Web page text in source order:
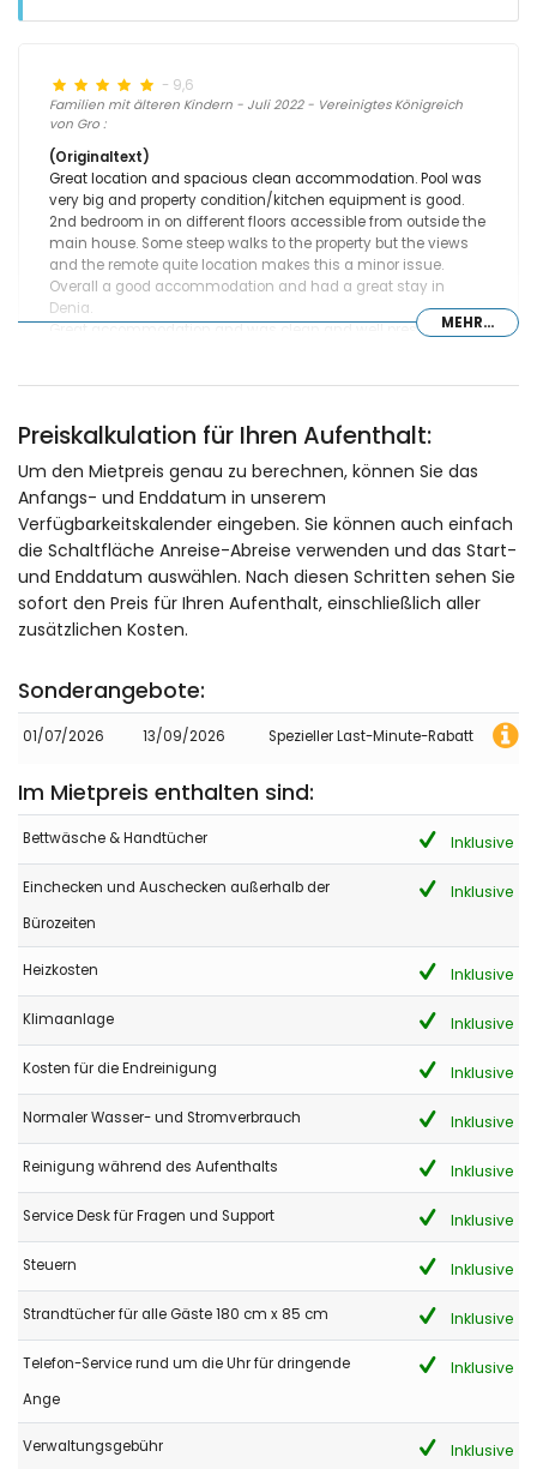
- 9,6
Familien mit älteren Kindern - Juli 2022 - Vereinigtes Königreich
von Gro :
(Originaltext)
Great location and spacious clean accommodation. Pool was
very big and property condition/kitchen equipment is good.
2nd bedroom in on different floors accessible from outside the
main house. Some steep walks to the property but the views
and the remote quite location makes this a minor issue.
Overall a good accommodation and had a great stay in
Denia.
Great accommodation and was clean and well presented.
Tolle Lage und geräumige, saubere Unterkunft. Pool war sehr
Schlafzimmer auf verschiedenen Etagen zugänglich von
außerhalb des Haupthauses. Einige steile Wege zum
Grundstück, aber die Aussicht und die abgelegene ruhige Lage
machen dies zu einem kleinen Problem. Insgesamt eine gute
Unterkunft und hatte einen tollen Aufenthalt in Denia.
Tolle Unterkunft und war sauber und gut präsentiert. Der Pool
hatte eine ausgezeichnete Größe und Tiefe - großartige
Familienlage.
Familien mit älteren Kindern - Juni 2022 - Irland :
Beautiful villa with stunning views of the marina and sea. You
need a car with this villa but is only minutes by drive to
marina and centre of Denia. Do note though that the 3rd
double bedroom is a self contained separate apartment
downstairs which access to is via outdoor steps (no interior
access). We absolutely loved our stay in this villa and would
definitely like to return.
(Übersetzt von Google)
Meer. Sie brauchen ein Auto mit dieser Villa, aber nur wenige
Autominuten vom Yachthafen und dem Zentrum von Denia
Doppelbett ein eigenständiges, separates Apartment im
Erdgeschoss ist, das über eine Außentreppe zugänglich ist (kein
Innenzugang). Wir haben unseren Aufenthalt in dieser Villa
absolut geliebt und würden auf jeden Fall gerne
wiederkommen.
Ältere Paare - Mai 2022 - Vereinigtes Königreich von Gro :
(Originaltext)
(Übersetzt von Google)
Eine sehr schöne Villa, sehr friedlich und ruhig.
MEHR...
Preiskalkulation für Ihren Aufenthalt:
Um den Mietpreis genau zu berechnen, können Sie das
Anfangs- und Enddatum in unserem
Verfügbarkeitskalender eingeben. Sie können auch einfach
die Schaltfläche Anreise-Abreise verwenden und das Start-
und Enddatum auswählen. Nach diesen Schritten sehen Sie
sofort den Preis für Ihren Aufenthalt, einschließlich aller
zusätzlichen Kosten.
Sonderangebote:
01/07/2026 13/09/2026 Spezieller Last-Minute-Rabatt
Im Mietpreis enthalten sind:
Bettwäsche & Handtücher Inklusive
Einchecken und Auschecken außerhalb der
Bürozeiten
Inklusive
Heizkosten Inklusive
Klimaanlage Inklusive
Kosten für die Endreinigung Inklusive
Normaler Wasser- und Stromverbrauch Inklusive
Reinigung während des Aufenthalts Inklusive
Service Desk für Fragen und Support Inklusive
Steuern Inklusive
Strandtücher für alle Gäste 180 cm x 85 cm Inklusive
Telefon-Service rund um die Uhr für dringende
Ange
Inklusive
Verwaltungsgebühr Inklusive